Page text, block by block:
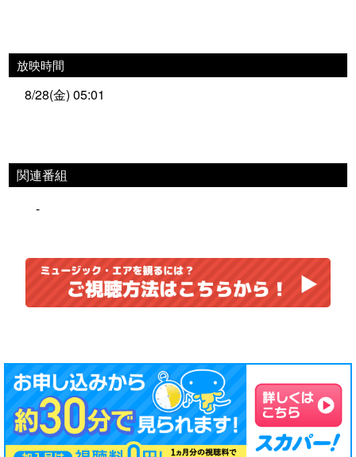
放映時間
8/28(金) 05:01
関連番組
-